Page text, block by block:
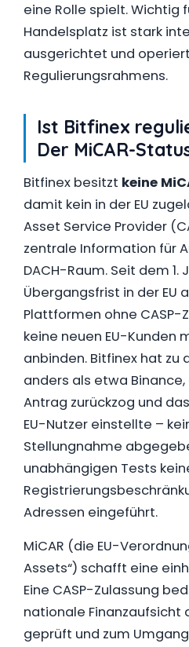
eine Rolle spielt. Wichtig
Handelsplatz ist stark
ausgerichtet und
Regulierungsrahmens.
Ist Bitfinex
Der MiCAR-
Bitfinex besitzt keine
damit kein in der EU
Asset Service Provider
zentrale Information für
DACH-Raum. Seit dem 1.
Übergangsfrist in der EU
Plattformen ohne CASP-
keine neuen EU-Kunden
anbinden. Bitfinex hat zu
anders als etwa
Antrag zurückzog und
EU-Nutzer einstellte –
Stellungnahme
unabhängigen Tests
Adressen eingeführt.
MiCAR (die EU-
Assets“) schafft eine
Eine CASP-Zulassung
nationale Finanzaufsicht
geprüft und zum